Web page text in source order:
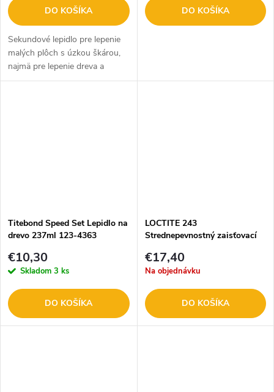
DO KOŠÍKA
Sekundové lepidlo pre lepenie
malých plôch s úzkou škárou,
najmä pre lepenie dreva a
materiálov na báze dreva.
DO KOŠÍKA
Titebond Speed Set Lepidlo na
drevo 237ml 123-4363
€10,30
Skladom 3 ks
DO KOŠÍKA
LOCTITE 243
Strednepevnostný zaisťovací
€17,40
Na objednávku
DO KOŠÍKA